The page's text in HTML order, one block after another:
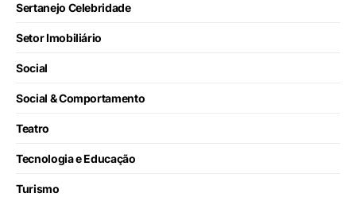
Sertanejo Celebridade
Setor Imobiliário
Social
Social & Comportamento
Teatro
Tecnologia e Educação
Turismo